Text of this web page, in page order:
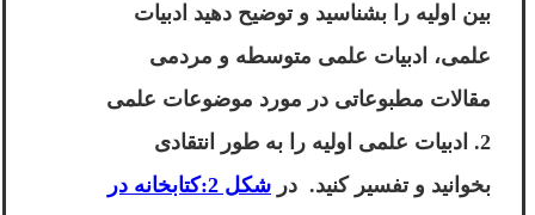
بین اولیه را بشناسید و توضیح دهید ادبیات
علمی، ادبیات علمی متوسطه و مردمی
مقالات مطبوعاتی در مورد موضوعات علمی
2. ادبیات علمی اولیه را به طور انتقادی
بخوانید و تفسیر کنید. در
شکل 2:کتابخانه در